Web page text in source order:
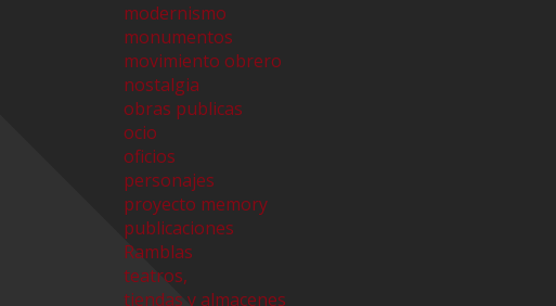
modernismo
monumentos
movimiento obrero
nostalgia
obras publicas
ocio
oficios
personajes
proyecto memory
publicaciones
Ramblas
teatros,
tiendas y almacenes